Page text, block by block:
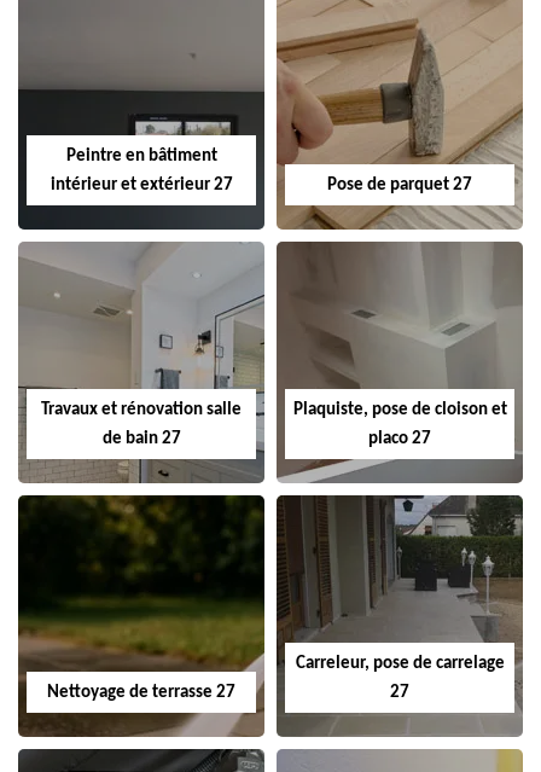
Peintre en bâtiment
intérieur et extérieur 27
Pose de parquet 27
Travaux et rénovation salle
de bain 27
Plaquiste, pose de cloison et
placo 27
Nettoyage de terrasse 27
Carreleur, pose de carrelage
27